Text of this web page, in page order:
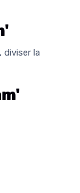
diviser la